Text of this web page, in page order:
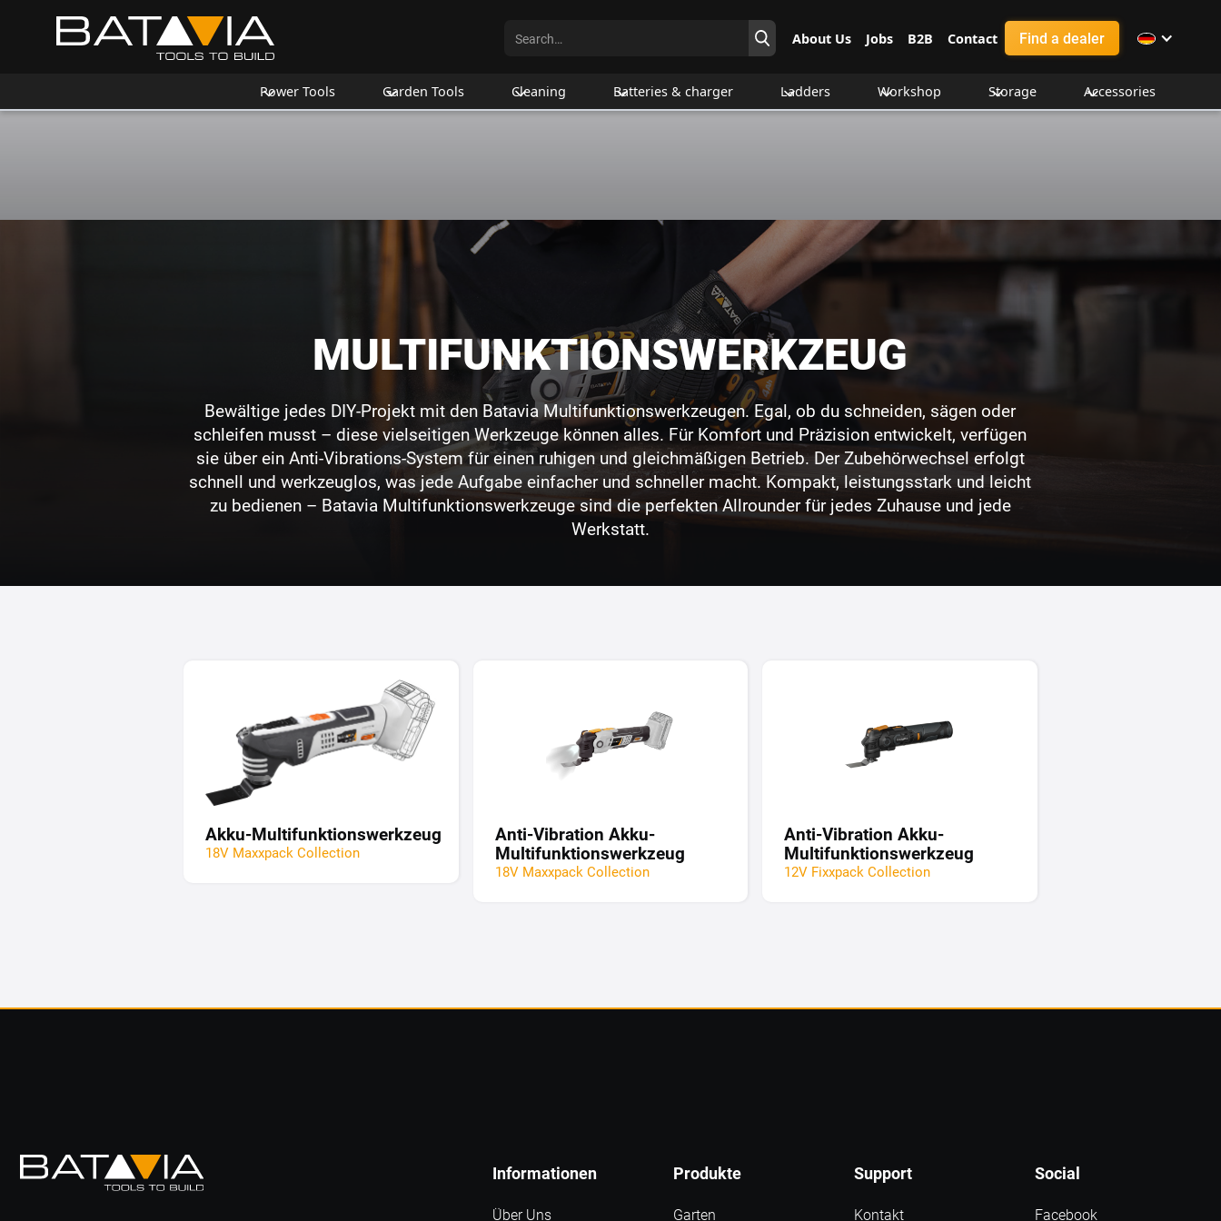
About Us Jobs B2B Contact Find a dealer
Power Tools Garden Tools Cleaning Batteries & charger Ladders Workshop Storage Accessories
MULTIFUNKTIONSWERKZEUG
Bewältige jedes DIY-Projekt mit den Batavia Multifunktionswerkzeugen. Egal, ob du schneiden, sägen oder
schleifen musst – diese vielseitigen Werkzeuge können alles. Für Komfort und Präzision entwickelt, verfügen
sie über ein Anti-Vibrations-System für einen ruhigen und gleichmäßigen Betrieb. Der Zubehörwechsel erfolgt
schnell und werkzeuglos, was jede Aufgabe einfacher und schneller macht. Kompakt, leistungsstark und leicht
zu bedienen – Batavia Multifunktionswerkzeuge sind die perfekten Allrounder für jedes Zuhause und jede
Werkstatt.
Akku-Multifunktionswerkzeug
18V Maxxpack Collection
Anti-Vibration Akku-
Multifunktionswerkzeug
18V Maxxpack Collection
Anti-Vibration Akku-
Multifunktionswerkzeug
12V Fixxpack Collection
Support
Produkte Social
Über Uns
Informationen
Garten Kontakt Facebook